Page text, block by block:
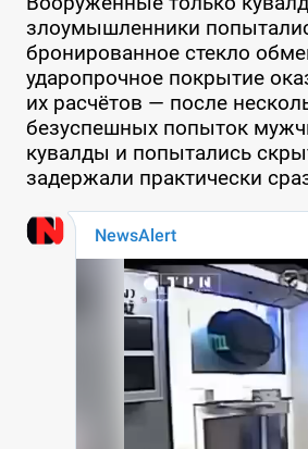
злоумышленники
бронированное стекло
ударопрочное покрытие
их расчётов — после
безуспешных попыток
кувалды и попытались
задержали практически